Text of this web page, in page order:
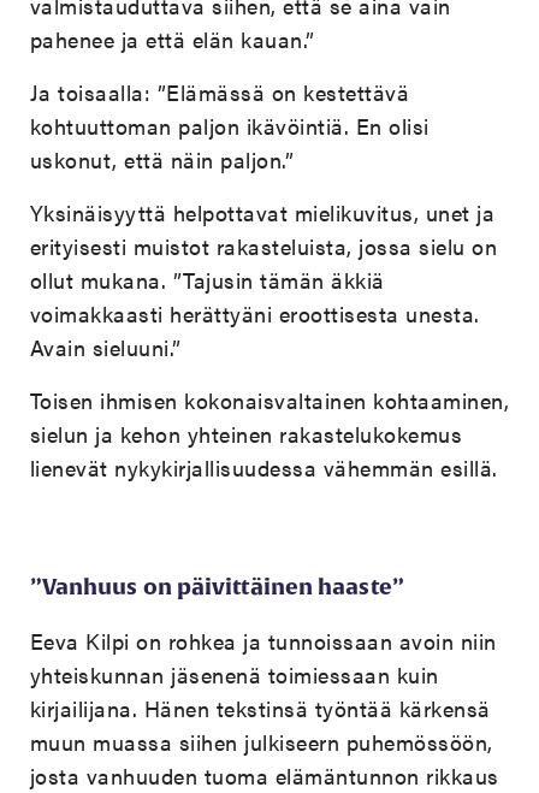
pahenee ja että elän kauan.”
Ja toisaalla: ”Elämässä on kestettävä
kohtuuttoman paljon ikävöintiä. En olisi
uskonut, että näin paljon.”
Yksinäisyyttä helpottavat mielikuvitus, unet ja
erityisesti muistot rakasteluista, jossa sielu on
ollut mukana. ”Tajusin tämän äkkiä
voimakkaasti herättyäni eroottisesta unesta.
Avain sieluuni.”
Toisen ihmisen kokonaisvaltainen kohtaaminen,
sielun ja kehon yhteinen rakastelukokemus
lienevät nykykirjallisuudessa vähemmän esillä.
”Vanhuus on päivittäinen haaste”
Eeva Kilpi on rohkea ja tunnoissaan avoin niin
yhteiskunnan jäsenenä toimiessaan kuin
kirjailijana. Hänen tekstinsä työntää kärkensä
muun muassa siihen julkiseern puhemössöön,
josta vanhuuden tuoma elämäntunnon rikkaus